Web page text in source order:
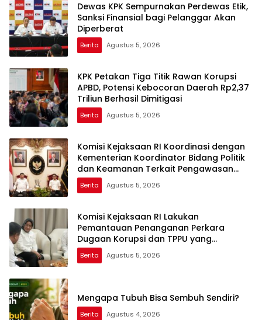
Dewas KPK Sempurnakan Perdewas Etik,
Sanksi Finansial bagi Pelanggar Akan
Diperberat
Berita Agustus 5, 2026
KPK Petakan Tiga Titik Rawan Korupsi
APBD, Potensi Kebocoran Daerah Rp2,37
Triliun Berhasil Dimitigasi
Berita Agustus 5, 2026
Komisi Kejaksaan RI Koordinasi dengan
Kementerian Koordinator Bidang Politik
dan Keamanan Terkait Pengawasan
Penanganan Perkara Dugaan Korupsi
dan TPPU Mantan Jampidsus, FA
Berita Agustus 5, 2026
Komisi Kejaksaan RI Lakukan
Pemantauan Penanganan Perkara
Dugaan Korupsi dan TPPU yang
Melibatkan Mantan Jampidsus, FA di
Kejaksaan Agung
Berita Agustus 5, 2026
Mengapa Tubuh Bisa Sembuh Sendiri?
Berita Agustus 4, 2026